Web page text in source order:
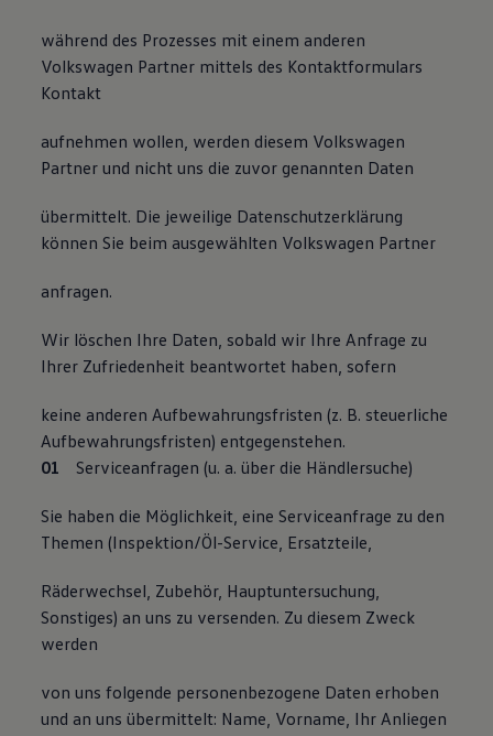
Fahrzeugabholung ab Werk
Uptime
während des Prozesses mit einem anderen
Volkswagen Partner mittels des Kontaktformulars
Kontakt
aufnehmen wollen, werden diesem Volkswagen
Partner und nicht uns die zuvor genannten Daten
übermittelt. Die jeweilige Datenschutzerklärung
können Sie beim ausgewählten Volkswagen Partner
anfragen.
Wir löschen Ihre Daten, sobald wir Ihre Anfrage zu
Ihrer Zufriedenheit beantwortet haben, sofern
keine anderen Aufbewahrungsfristen (z. B. steuerliche
Aufbewahrungsfristen) entgegenstehen.
Serviceanfragen (u. a. über die Händlersuche)
Sie haben die Möglichkeit, eine Serviceanfrage zu den
Themen (Inspektion/Öl-Service, Ersatzteile,
Räderwechsel, Zubehör, Hauptuntersuchung,
Sonstiges) an uns zu versenden. Zu diesem Zweck
werden
von uns folgende personenbezogene Daten erhoben
und an uns übermittelt: Name, Vorname, Ihr Anliegen